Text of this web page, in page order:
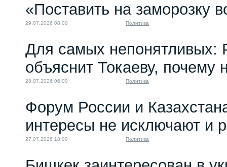
«Поставить на заморозку
29.07.2026 08:00 Политика
Для самых непонятливых:
объяснит Токаеву,
28.07.2026 06:00 Политика
Форум России и
интересы не исключают и
27.07.2026 18:00 Политика